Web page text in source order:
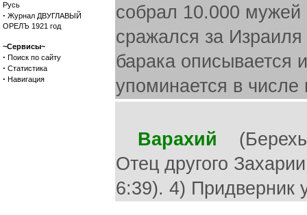
Русь
· Журнал ДВУГЛАВЫЙ
ОРЕЛЪ 1921 год
~Сервисы~
· Поиск по сайту
· Статистика
· Навигация
собрал 10.000 мужей
сражался за
барака описывается
упоминается в
Варахий
Отец другого
6:39). 4) Придверник